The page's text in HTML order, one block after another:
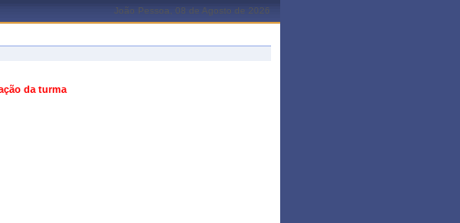
João Pessoa, 08 de Agosto de 2026
da turma